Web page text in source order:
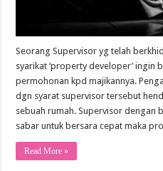
Seorang Supervisor yg telah
syarikat ‘property developer’ ingin
permohonan kpd majikannya.
dgn syarat supervisor tersebut
sebuah rumah. Supervisor dengan
sabar untuk bersara cepat maka
Read More »